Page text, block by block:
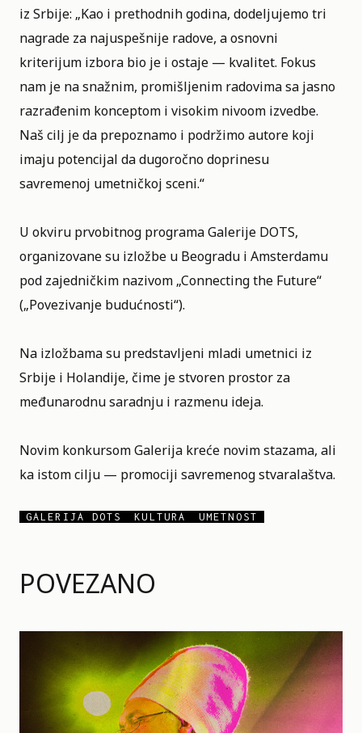
POVEZANO
iz Srbije: „Kao i prethodnih godina, dodeljujemo tri
nagrade za najuspešnije radove, a osnovni
kriterijum izbora bio je i ostaje — kvalitet. Fokus
nam je na snažnim, promišljenim radovima sa jasno
razrađenim konceptom i visokim nivoom izvedbe.
Naš cilj je da prepoznamo i podržimo autore koji
imaju potencijal da dugoročno doprinesu
savremenoj umetničkoj sceni.“
U okviru prvobitnog programa Galerije DOTS,
organizovane su izložbe u Beogradu i Amsterdamu
pod zajedničkim nazivom „Connecting the Future“
(„Povezivanje budućnosti“).
Na izložbama su predstavljeni mladi umetnici iz
Srbije i Holandije, čime je stvoren prostor za
međunarodnu saradnju i razmenu ideja.
Novim konkursom Galerija kreće novim stazama, ali
ka istom cilju — promociji savremenog stvaralaštva.
GALERIJA DOTS KULTURA UMETNOST